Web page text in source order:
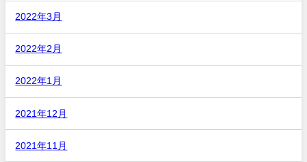
2022年3月
2022年2月
2022年1月
2021年12月
2021年11月